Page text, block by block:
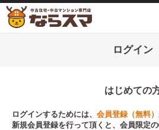
ログイン
はじめての
ログインするためには、 会員登録（無料）
新規会員登録を行って頂くと、会員限定